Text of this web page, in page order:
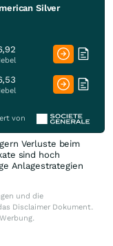
Silver
von
Verluste beim
sind hoch
Anlagestrategien
und die
Disclaimer Dokument.